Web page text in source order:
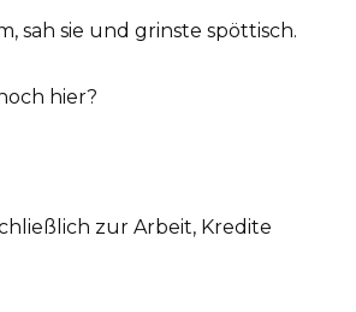
sah sie und grinste spöttisch.
hier?
zur Arbeit, Kredite